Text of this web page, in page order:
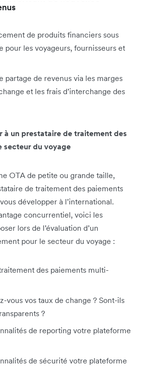
de produits financiers sous
pour les voyageurs, fournisseurs et
partage de revenus via les marges
et les frais d’interchange des
à un prestataire de traitement des
secteur du voyage
OTA de petite ou grande taille,
de traitement des paiements
développer à l’international.
concurrentiel, voici les
lors de l’évaluation d’un
pour le secteur du voyage :
des paiements multi-
vous vos taux de change ? Sont-ils
?
de reporting votre plateforme
de sécurité votre plateforme